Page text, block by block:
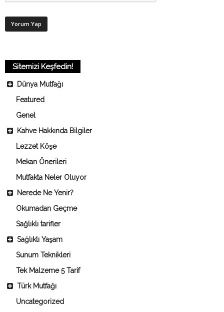
Sitemizi Keşfedin!
Dünya Mutfağı
Featured
Genel
Kahve Hakkında Bilgiler
Lezzet Köşe
Mekan Önerileri
Mutfakta Neler Oluyor
Nerede Ne Yenir?
Okumadan Geçme
Sağlıklı tarifler
Sağlıklı Yaşam
Sunum Teknikleri
Tek Malzeme 5 Tarif
Türk Mutfağı
Uncategorized